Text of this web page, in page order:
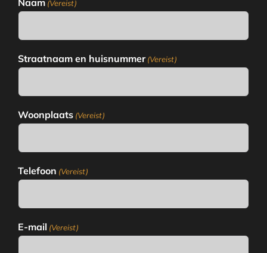
(Vereist)
Straatnaam en huisnummer (Vereist)
Woonplaats (Vereist)
Telefoon (Vereist)
E-mail (Vereist)